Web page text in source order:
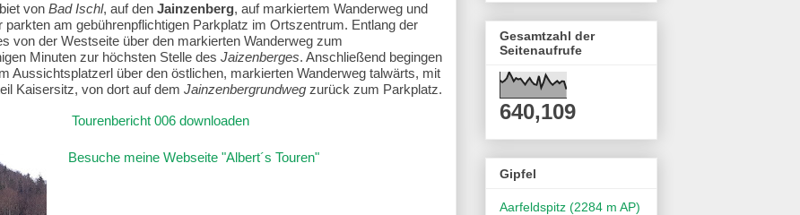
von Bad Ischl, auf den Jainzenberg, auf markiertem Wanderweg und
am gebührenpflichtigen Parkplatz im Ortszentrum. Entlang der
von der Westseite über den markierten Wanderweg zum
Minuten zur höchsten Stelle des Jaizenberges. Anschließend begingen
Aussichtsplatzerl über den östlichen, markierten Wanderweg talwärts, mit
Kaisersitz, von dort auf dem Jainzenbergrundweg zurück zum Parkplatz.
Tourenbericht 006 downloaden
Besuche meine Webseite "Albert´s Touren"
Gesamtzahl der
Seitenaufrufe
640,109
Gipfel
Aarfeldspitz (2284 m AP)